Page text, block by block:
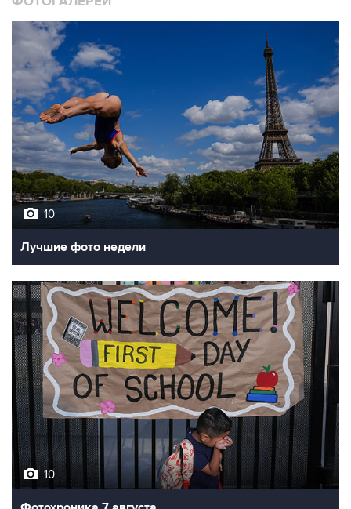
10
Лучшие фото недели
10
Фотохроника 7 августа